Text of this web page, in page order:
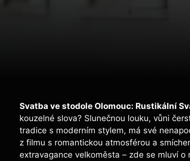
Svatba ve stodole Olomouc: Rustikální
kouzelné slova? Slunečnou louku, vůni
tradice s moderním stylem, má své
z filmu s romantickou atmosférou a
extravagance velkoměsta – zde se mluví